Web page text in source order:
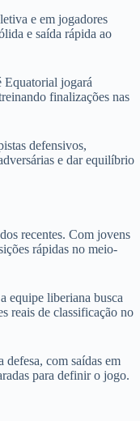
e em jogadores
e saída rápida ao
Equatorial jogará
finalizações nas
defensivos,
e dar equilíbrio
recentes. Com jovens
rápidas no meio-
equipe liberiana busca
reais de classificação no
defesa, com saídas em
para definir o jogo.